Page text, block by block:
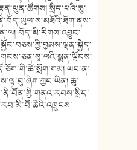
སྲིད་པའི་ཆུ་
བོད་མི་རིགས་འབྱུང་
ཡང་ན་
ཆུ་